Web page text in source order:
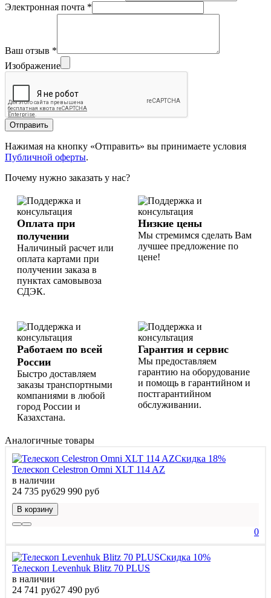
Электронная почта *
Ваш отзыв *
Изображение
Отправить
Нажимая на кнопку «Отправить» вы принимаете условия
Публичной оферты.
Почему нужно заказать у нас?
Оплата при
получении
Наличиный расчет или
оплата картами при
получении заказа в
пунктах самовывоза
СДЭК.
Низкие цены
Мы стремимся сделать Вам
лучшее предложение по
цене!
Работаем по всей
России
Быстро доставляем
заказы транспортными
компаниями в любой
город России и
Казахстана.
Гарантия и сервис
Мы предоставляем
гарантию на оборудование
и помощь в гарантийном и
постгарантийном
обслуживании.
Аналогичные товары
Скидка 18%
Телескоп Celestron Omni XLT 114 AZ
в наличии
24 735 руб29 990 руб
В корзину
0
Скидка 10%
Телескоп Levenhuk Blitz 70 PLUS
в наличии
24 741 руб27 490 руб